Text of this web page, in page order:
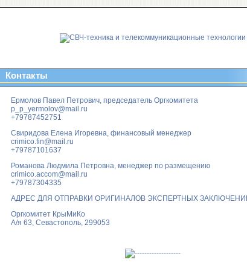
Контакты
Ермолов Павел Петрович, председатель Оргкомитета
p_p_yermolov@mail.ru
+79787452751
Свиридова Елена Игоревна, финансовый менеджер
crimico.fin@mail.ru
+79787101637
Романова Людмила Петровна, менеджер по размещению
crimico.accom@mail.ru
+79787304335
АДРЕС ДЛЯ ОТПРАВКИ ОРИГИНАЛОВ ЭКСПЕРТНЫХ
Оргкомитет КрыМиКо
А/я 63, Севастополь, 299053